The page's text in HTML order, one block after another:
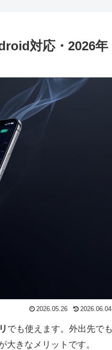
対応・2026年
2026.05.26 2026.06.04
でも使えます。外出先でも
きなメリットです。